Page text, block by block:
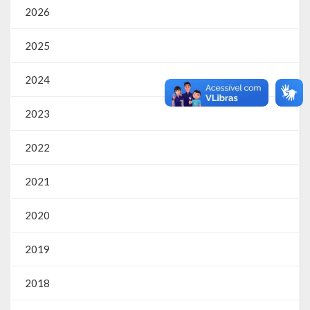
RREO
PPA
LOA
2026
2025
2024
2023
2022
2021
2020
2019
2018